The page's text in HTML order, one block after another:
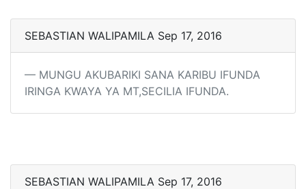
SEBASTIAN WALIPAMILA Sep 17, 2016
MUNGU AKUBARIKI SANA KARIBU IFUNDA
IRINGA KWAYA YA MT,SECILIA IFUNDA.
SEBASTIAN WALIPAMILA Sep 17, 2016